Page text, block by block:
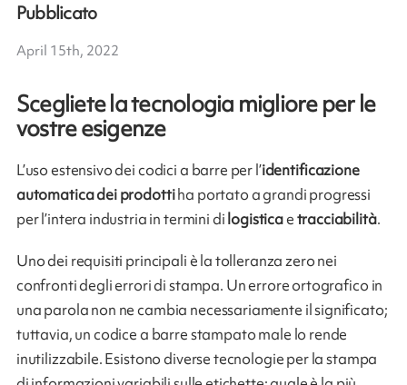
Scegliete la tecnologia migliore per le
vostre esigenze
L’uso estensivo dei codici a barre per l’identificazione
automatica dei prodottiha portato a grandi progressi
per l’intera industria in termini dilogisticaetracciabilità.
Uno dei requisiti principali è la tolleranza zero nei
confronti degli errori di stampa. Un errore ortografico in
una parola non ne cambia necessariamente il significato;
tuttavia, un codice a barre stampato male lo rende
inutilizzabile. Esistono diverse tecnologie per la stampa
Pubblicato
April 15th, 2022